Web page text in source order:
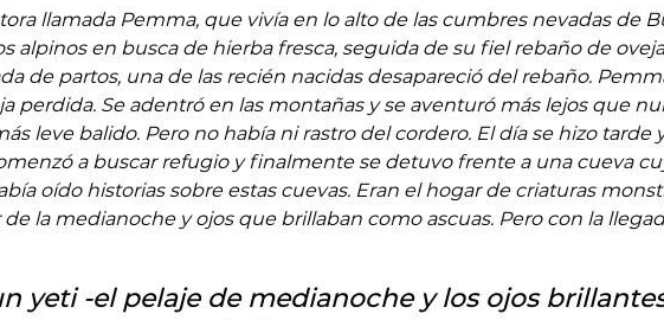
llamada Pemma, que vivía en lo alto de las cumbres nevadas de
alpinos en busca de hierba fresca, seguida de su fiel rebaño de
de partos, una de las recién nacidas desapareció del rebaño.
perdida. Se adentró en las montañas y se aventuró más lejos que
leve balido. Pero no había ni rastro del cordero. El día se hizo tarde
a buscar refugio y finalmente se detuvo frente a una cueva
oído historias sobre estas cuevas. Eran el hogar de criaturas
la medianoche y ojos que brillaban como ascuas. Pero con la
yeti -el pelaje de medianoche y los ojos